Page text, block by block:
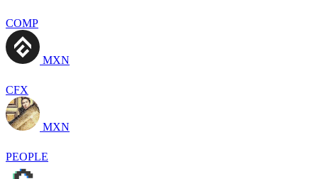
COMP
MXN
CFX
MXN
PEOPLE